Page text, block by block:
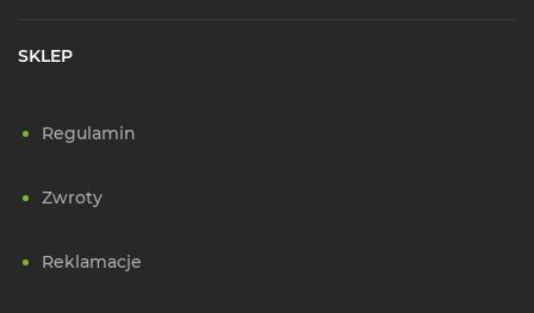
SKLEP
Regulamin
Zwroty
Reklamacje